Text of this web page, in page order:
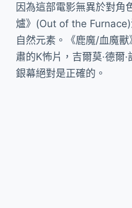
因為這部電影無異於對角
爐》(Out of the
自然元素。《鹿魔/血魔
肅的K怖片，吉爾莫·德爾
銀幕絕對是正確的。